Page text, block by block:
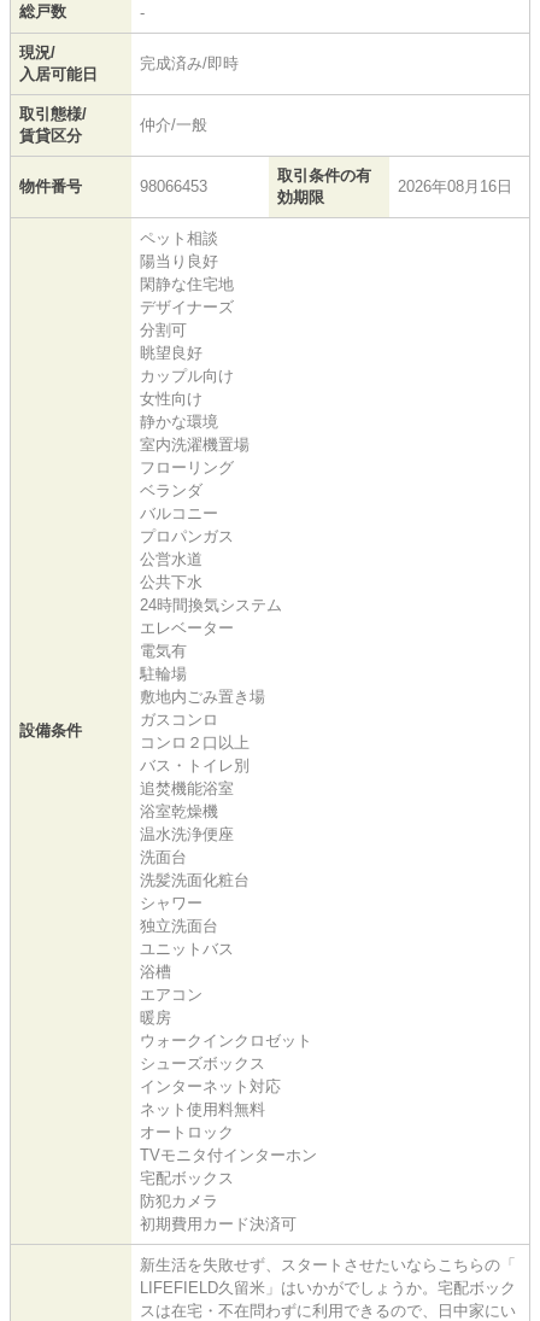
総戸数 -
現況/
入居可能日
完成済み/即時
取引態様/
賃貸区分
仲介/一般
物件番号 98066453
取引条件の有
効期限
2026年08月16日
設備条件
ペット相談
陽当り良好
閑静な住宅地
デザイナーズ
分割可
眺望良好
カップル向け
女性向け
静かな環境
室内洗濯機置場
フローリング
ベランダ
バルコニー
プロパンガス
公営水道
公共下水
24時間換気システム
エレベーター
電気有
駐輪場
敷地内ごみ置き場
ガスコンロ
コンロ２口以上
バス・トイレ別
追焚機能浴室
浴室乾燥機
温水洗浄便座
洗面台
洗髪洗面化粧台
シャワー
独立洗面台
ユニットバス
浴槽
エアコン
暖房
ウォークインクロゼット
シューズボックス
インターネット対応
ネット使用料無料
オートロック
TVモニタ付インターホン
宅配ボックス
防犯カメラ
初期費用カード決済可
新生活を失敗せず、スタートさせたいならこちらの「
LIFEFIELD久留米」はいかがでしょうか。宅配ボック
スは在宅・不在問わずに利用できるので、日中家にい